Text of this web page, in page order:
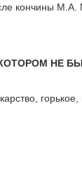
кончины М.А.
НЕ